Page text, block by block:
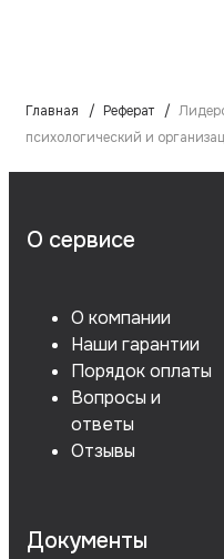
Главная Реферат
психологический и
О сервисе
О компании
Наши гарантии
Порядок оплаты
Вопросы и
ответы
Отзывы
Документы